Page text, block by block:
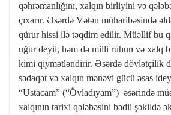
qəhrəmanlığını, xalqın birliyini və
çıxarır. Əsərdə Vətən müharibəsində
qürur hissi ilə təqdim edilir. Müəllif bu
uğur deyil, həm də milli ruhun və xalq
kimi qiymətləndirir. Əsərdə dövlətçilik
sədaqət və xalqın mənəvi gücü əsas
“Ustacam” (“Övladıyam”) əsərində
xalqının tarixi qələbəsini bədii şəkildə